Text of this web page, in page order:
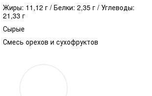
Жиры: 11,12 г / Белки: 2,35 г / Углеводы:
21,33 г
Сырые
Смесь орехов и сухофруктов